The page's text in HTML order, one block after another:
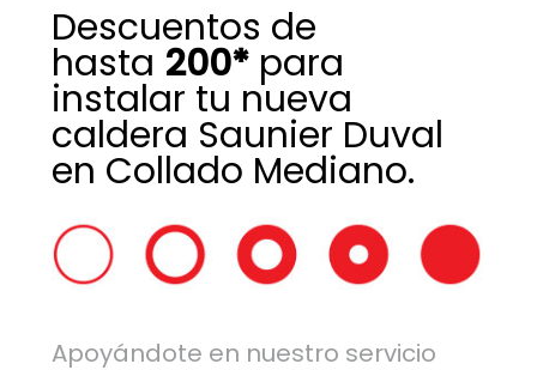
Descuentos de
hasta 200*para
instalar tu nueva
caldera Saunier Duval
en Collado Mediano.
Apoyándote en nuestro servicio